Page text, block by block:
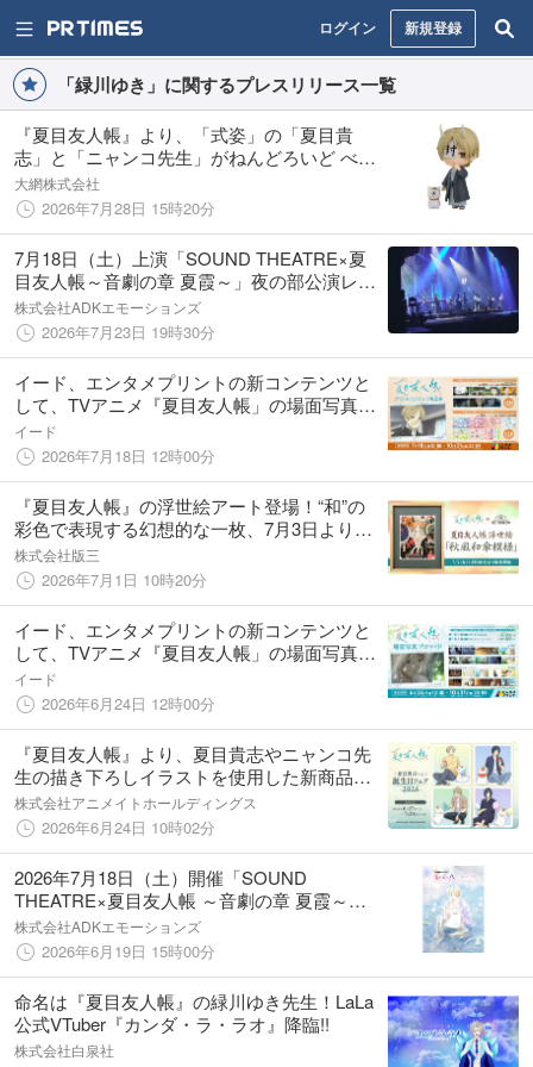
ログイン 新規登録
「緑川ゆき」に関するプレスリリース一覧
『夏目友人帳』より、「式姿」の「夏目貴
志」と「ニャンコ先生」がねんどろいど べー
しっくで登場。あみあみにて予約受付中。
大網株式会社
2026年7月28日 15時20分
7月18日（土）上演「SOUND THEATRE×夏
目友人帳～音劇の章 夏霞～」夜の部公演レポ
ートを公開！
株式会社ADKエモーションズ
2026年7月23日 19時30分
イード、エンタメプリントの新コンテンツと
して、TVアニメ『夏目友人帳」の場面写真ブ
ロマイドを2026年7月18日（土）より販売開
始
イード
2026年7月18日 12時00分
『夏目友人帳』の浮世絵アート登場！“和”の
彩色で表現する幻想的な一枚、7月3日より発
売
株式会社版三
2026年7月1日 10時20分
イード、エンタメプリントの新コンテンツと
して、TVアニメ『夏目友人帳」の場面写真ブ
ロマイドを2026年6月24日（水）より販売開
始
イード
2026年6月24日 12時00分
『夏目友人帳』より、夏目貴志やニャンコ先
生の描き下ろしイラストを使用した新商品が6
月27日発売！ アニメイトでは、特典「ブロ
マイド」がもらえるフェアを同日より開催!!
株式会社アニメイトホールディングス
2026年6月24日 10時02分
2026年7月18日（土）開催「SOUND
THEATRE×夏目友人帳 ～音劇の章 夏霞～」
夜公演のライブ配信決定＆アフタートーク追
加登壇者＆会場物販追加商品情報を解禁！
株式会社ADKエモーションズ
2026年6月19日 15時00分
命名は『夏目友人帳』の緑川ゆき先生！LaLa
公式VTuber『カンダ・ラ・ラオ』降臨!!
株式会社白泉社